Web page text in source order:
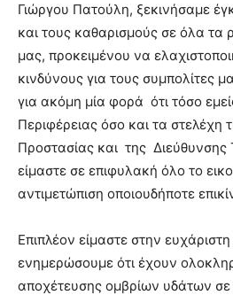
Γιώργου Πατούλη, ξεκινήσαμε
και τους καθαρισμούς σε όλα τα
μας, προκειμένου να
κινδύνους για τους συμπολίτες
για ακόμη μία φορά ότι τόσο
Περιφέρειας όσο και τα στελέχη
Προστασίας και της
είμαστε σε επιφυλακή όλο το
αντιμετώπιση οποιουδήποτε
Επιπλέον είμαστε στην
ενημερώσουμε ότι έχουν
αποχέτευσης ομβρίων υδάτων